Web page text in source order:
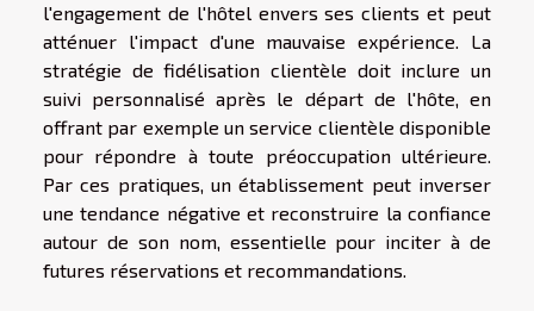
l'engagement de l'hôtel envers ses clients et peut
atténuer l'impact d'une mauvaise expérience. La
stratégie de fidélisation clientèle doit inclure un
suivi personnalisé après le départ de l'hôte, en
offrant par exemple un service clientèle disponible
pour répondre à toute préoccupation ultérieure.
Par ces pratiques, un établissement peut inverser
une tendance négative et reconstruire la confiance
autour de son nom, essentielle pour inciter à de
futures réservations et recommandations.